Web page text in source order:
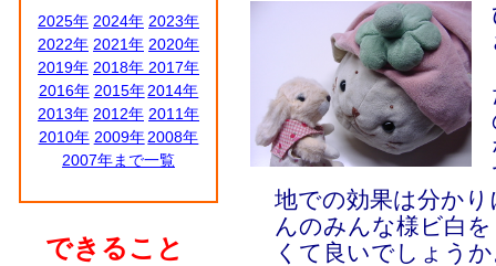
2025年 2024年 2023年
2022年 2021年 2020年
2019年 2018年 2017年
2016年 2015年 2014年
2013年 2012年 2011年
2010年 2009年 2008年
2007年まで一覧
できること
地での効果は分か
んのみんな様ビ白
くて良いでしょう